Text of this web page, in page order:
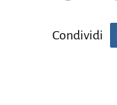
Condividi